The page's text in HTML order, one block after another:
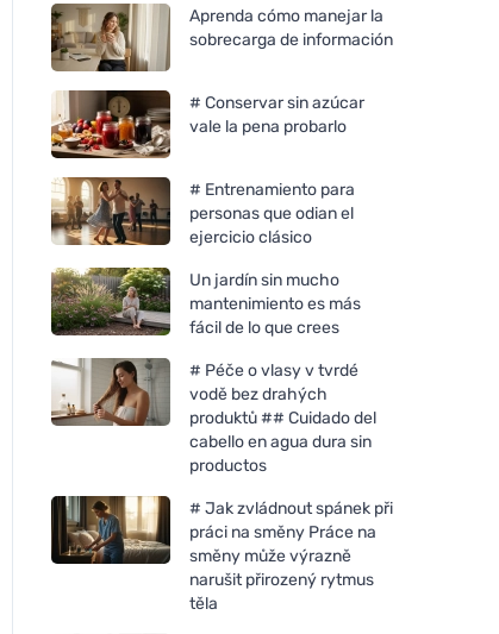
Aprenda cómo manejar la
sobrecarga de información
# Conservar sin azúcar
vale la pena probarlo
# Entrenamiento para
personas que odian el
ejercicio clásico
Un jardín sin mucho
mantenimiento es más
fácil de lo que crees
# Péče o vlasy v tvrdé
vodě bez drahých
produktů ## Cuidado del
cabello en agua dura sin
productos
# Jak zvládnout spánek při
práci na směny Práce na
směny může výrazně
narušit přirozený rytmus
těla